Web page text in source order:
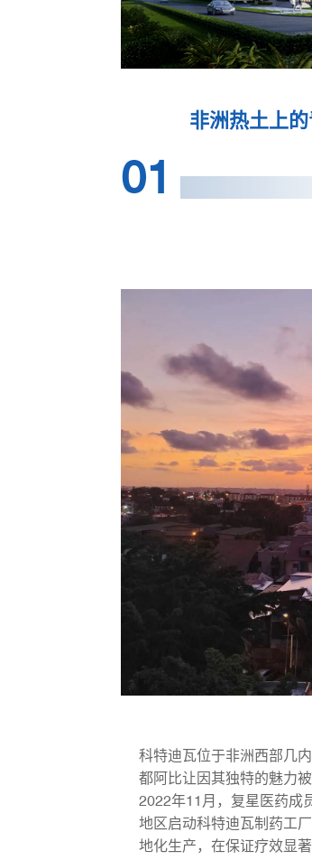
01
非洲热土上
科特迪瓦位于非洲西部几
都阿比让因其独特的魅力
2022年11月，复星医药
地区启动科特迪瓦制药工
地化生产，在保证疗效显